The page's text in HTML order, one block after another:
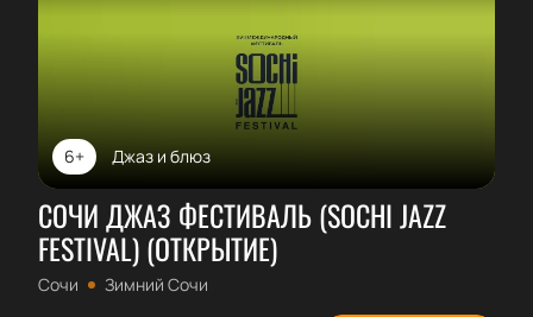
Джаз и блюз
6+
СОЧИ ДЖАЗ ФЕСТИВАЛЬ (SOCHI JAZZ
FESTIVAL) (ОТКРЫТИЕ)
Сочи Зимний Сочи